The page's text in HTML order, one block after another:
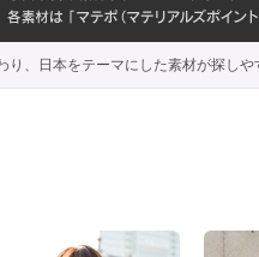
り、日本をテーマにした素材が探しや